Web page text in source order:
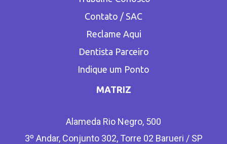
Contato / SAC
Reclame Aqui
Dentista Parceiro
Indique um Ponto
MATRIZ
Alameda Rio Negro, 500
3º Andar, Conjunto 302, Torre 02 Barueri / SP